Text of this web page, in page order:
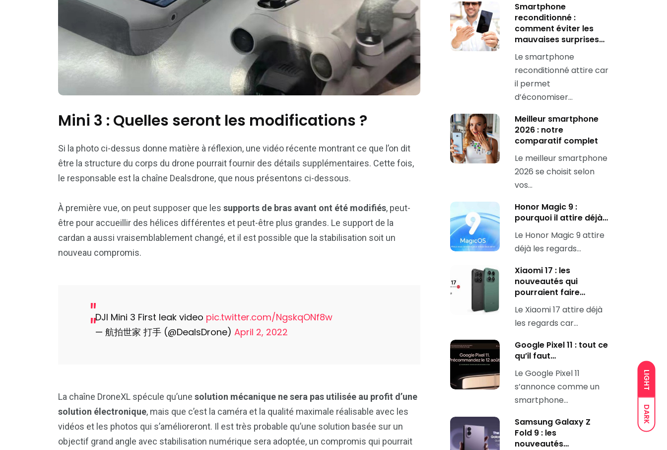
LIGHT
DARK
Mini 3 : Quelles seront les modifications ?
Si la photo ci-dessus donne matière à réflexion, une vidéo récente montrant ce que l’on dit
être la structure du corps du drone pourrait fournir des détails supplémentaires. Cette fois,
le responsable est la chaîne Dealsdrone, que nous présentons ci-dessous.
À première vue, on peut supposer que les supports de bras avant ont été modifiés, peut-
être pour accueillir des hélices différentes et peut-être plus grandes. Le support de la
cardan a aussi vraisemblablement changé, et il est possible que la stabilisation soit un
nouveau compromis.
DJI Mini 3 First leak video pic.twitter.com/NgskqONf8w
— 航拍世家 打手 (@DealsDrone) April 2, 2022
La chaîne DroneXL spécule qu’une solution mécanique ne sera pas utilisée au profit d’une
solution électronique, mais que c’est la caméra et la qualité maximale réalisable avec les
vidéos et les photos qui s’amélioreront. Il est très probable qu’une solution basée sur un
objectif grand angle avec stabilisation numérique sera adoptée, un compromis qui pourrait
Smartphone
reconditionné :
comment éviter les
mauvaises surprises…
Le smartphone
reconditionné attire car
il permet
d’économiser…
Meilleur smartphone
2026 : notre
comparatif complet
Le meilleur smartphone
2026 se choisit selon
vos…
Honor Magic 9 :
pourquoi il attire déjà…
Le Honor Magic 9 attire
déjà les regards…
Xiaomi 17 : les
nouveautés qui
pourraient faire…
Le Xiaomi 17 attire déjà
les regards car…
Google Pixel 11 : tout ce
qu’il faut…
Le Google Pixel 11
s’annonce comme un
smartphone…
Samsung Galaxy Z
Fold 9 : les
nouveautés…